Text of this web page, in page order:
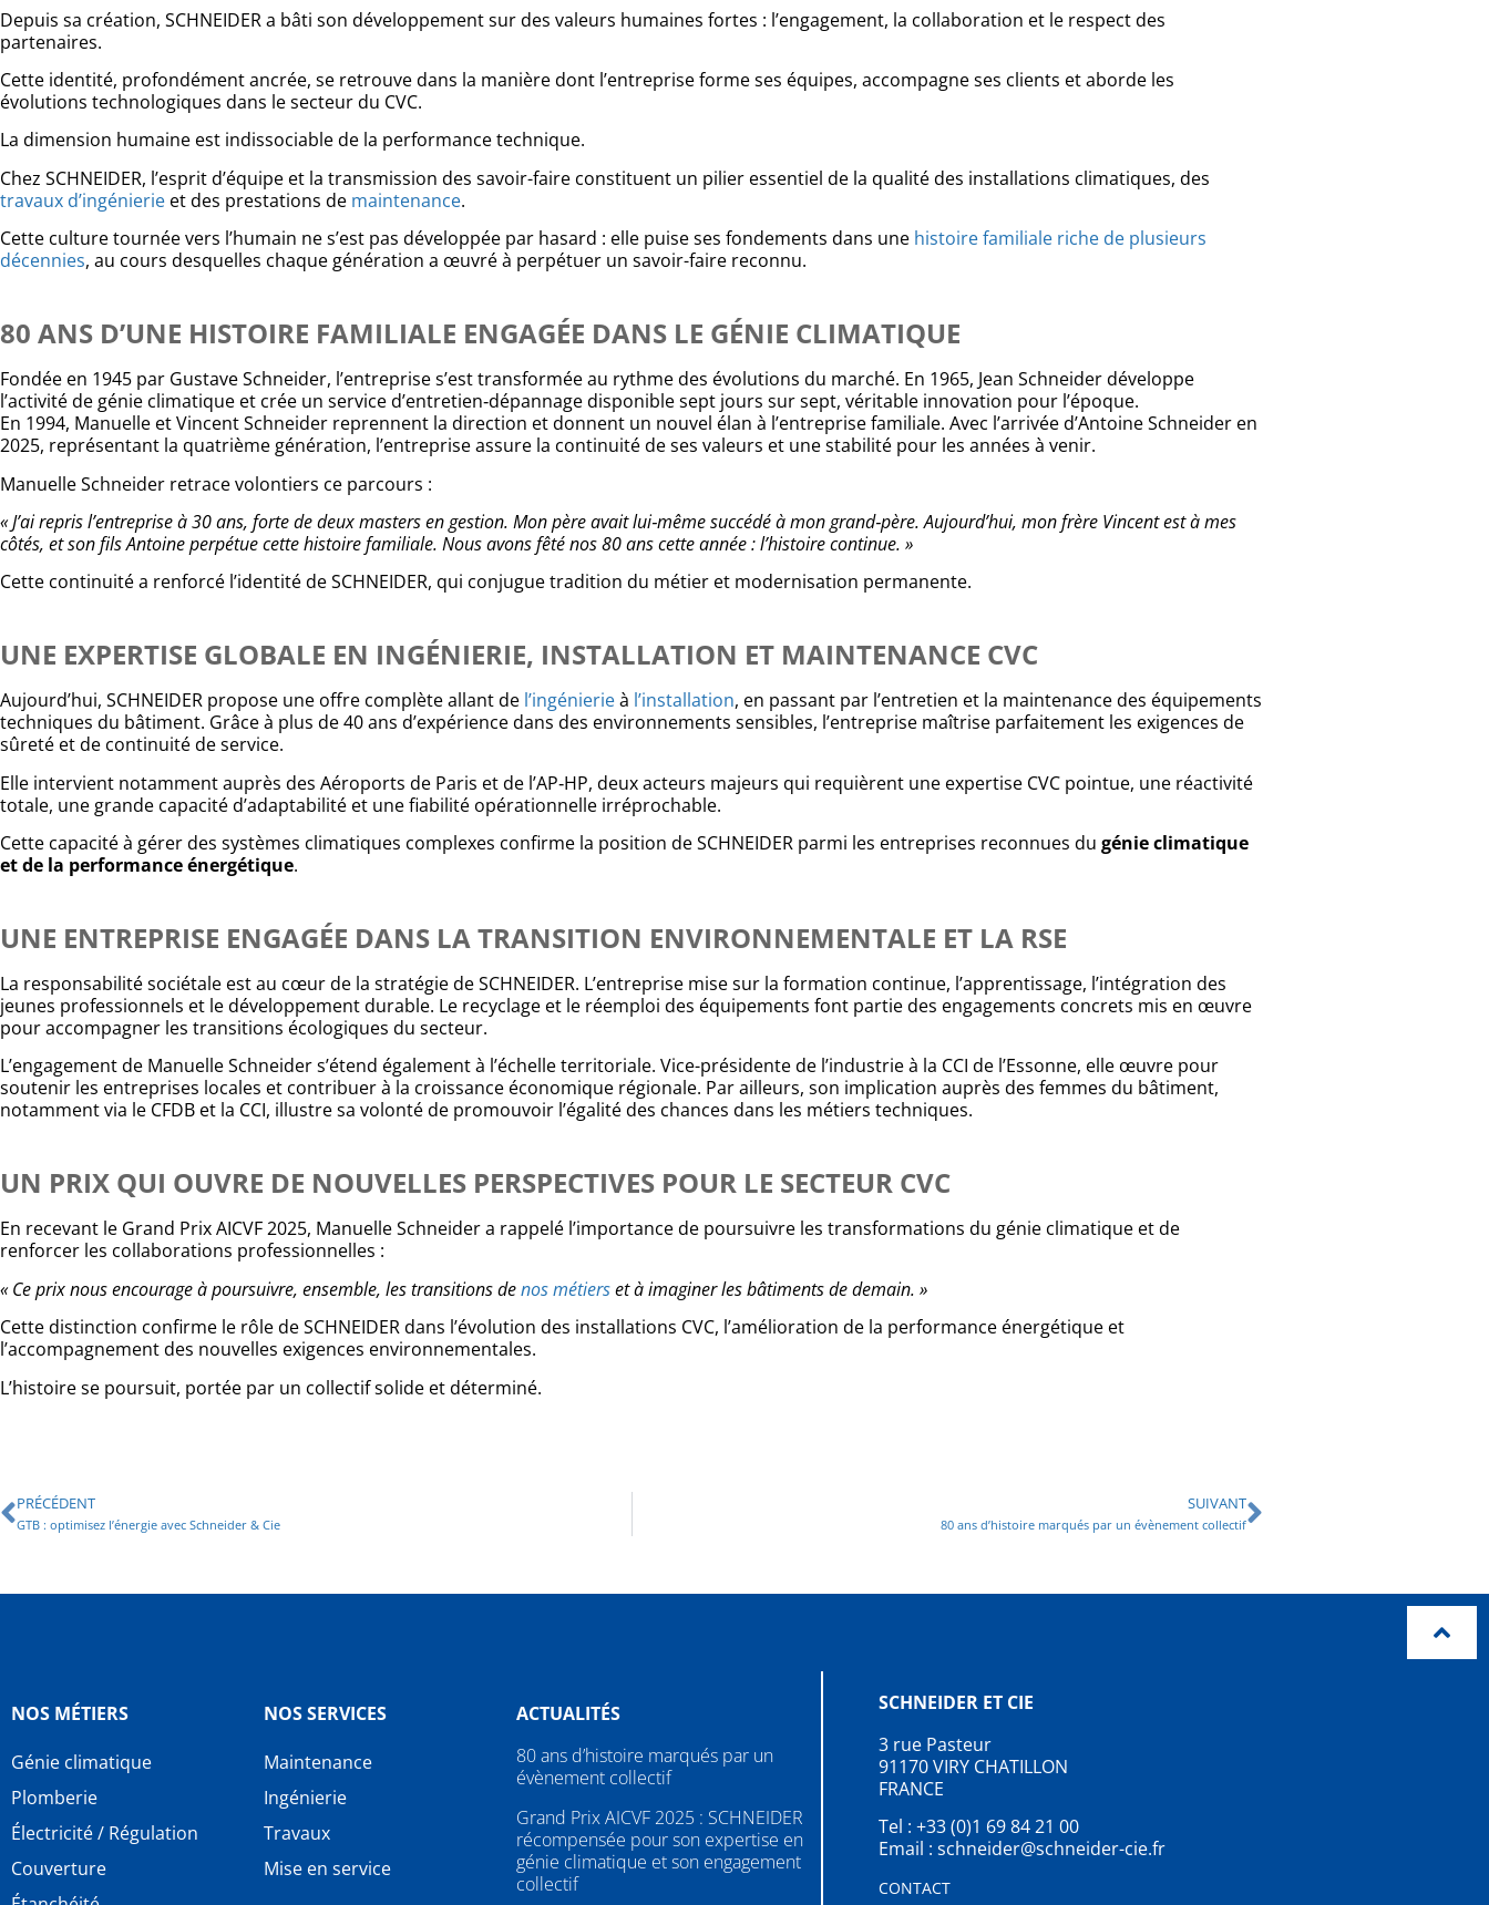
Depuis sa création, SCHNEIDER a bâti son développement sur des valeurs humaines fortes : l’engagement, la collaboration et le respect des
partenaires.
Cette identité, profondément ancrée, se retrouve dans la manière dont l’entreprise forme ses équipes, accompagne ses clients et aborde les
évolutions technologiques dans le secteur du CVC.
La dimension humaine est indissociable de la performance technique.
Chez SCHNEIDER, l’esprit d’équipe et la transmission des savoir-faire constituent un pilier essentiel de la qualité des installations climatiques, des
travaux d’ingénierie et des prestations de maintenance.
Cette culture tournée vers l’humain ne s’est pas développée par hasard : elle puise ses fondements dans une histoire familiale riche de plusieurs
décennies, au cours desquelles chaque génération a œuvré à perpétuer un savoir-faire reconnu.
80 ANS D’UNE HISTOIRE FAMILIALE ENGAGÉE DANS LE GÉNIE CLIMATIQUE
Fondée en 1945 par Gustave Schneider, l’entreprise s’est transformée au rythme des évolutions du marché. En 1965, Jean Schneider développe
l’activité de génie climatique et crée un service d’entretien‑dépannage disponible sept jours sur sept, véritable innovation pour l’époque.
En 1994, Manuelle et Vincent Schneider reprennent la direction et donnent un nouvel élan à l’entreprise familiale. Avec l’arrivée d’Antoine Schneider en
2025, représentant la quatrième génération, l’entreprise assure la continuité de ses valeurs et une stabilité pour les années à venir.
Manuelle Schneider retrace volontiers ce parcours :
« J’ai repris l’entreprise à 30 ans, forte de deux masters en gestion. Mon père avait lui‑même succédé à mon grand‑père. Aujourd’hui, mon frère Vincent est à mes
côtés, et son fils Antoine perpétue cette histoire familiale. Nous avons fêté nos 80 ans cette année : l’histoire continue. »
Cette continuité a renforcé l’identité de SCHNEIDER, qui conjugue tradition du métier et modernisation permanente.
UNE EXPERTISE GLOBALE EN INGÉNIERIE, INSTALLATION ET MAINTENANCE CVC
Aujourd’hui, SCHNEIDER propose une offre complète allant de l’ingénierieà l’installation, en passant par l’entretien et la maintenance des équipements
techniques du bâtiment. Grâce à plus de 40 ans d’expérience dans des environnements sensibles, l’entreprise maîtrise parfaitement les exigences de
sûreté et de continuité de service.
Elle intervient notamment auprès des Aéroports de Paris et de l’AP‑HP, deux acteurs majeurs qui requièrent une expertise CVC pointue, une réactivité
totale, une grande capacité d’adaptabilité et une fiabilité opérationnelle irréprochable.
Cette capacité à gérer des systèmes climatiques complexes confirme la position de SCHNEIDER parmi les entreprises reconnues du génie climatique
et de la performance énergétique.
UNE ENTREPRISE ENGAGÉE DANS LA TRANSITION ENVIRONNEMENTALE ET LA RSE
La responsabilité sociétale est au cœur de la stratégie de SCHNEIDER. L’entreprise mise sur la formation continue, l’apprentissage, l’intégration des
jeunes professionnels et le développement durable. Le recyclage et le réemploi des équipements font partie des engagements concrets mis en œuvre
pour accompagner les transitions écologiques du secteur.
L’engagement de Manuelle Schneider s’étend également à l’échelle territoriale. Vice-présidente de l’industrie à la CCI de l’Essonne, elle œuvre pour
soutenir les entreprises locales et contribuer à la croissance économique régionale. Par ailleurs, son implication auprès des femmes du bâtiment,
notamment via le CFDB et la CCI, illustre sa volonté de promouvoir l’égalité des chances dans les métiers techniques.
UN PRIX QUI OUVRE DE NOUVELLES PERSPECTIVES POUR LE SECTEUR CVC
En recevant le Grand Prix AICVF 2025, Manuelle Schneider a rappelé l’importance de poursuivre les transformations du génie climatique et de
renforcer les collaborations professionnelles :
« Ce prix nous encourage à poursuivre, ensemble, les transitions denos métierset à imaginer les bâtiments de demain. »
Cette distinction confirme le rôle de SCHNEIDER dans l’évolution des installations CVC, l’amélioration de la performance énergétique et
l’accompagnement des nouvelles exigences environnementales.
L’histoire se poursuit, portée par un collectif solide et déterminé.
PRÉCÉDENT
GTB : optimisez l’énergie avec Schneider & Cie
SUIVANT
80 ans d’histoire marqués par un évènement collectif
NOS MÉTIERS
Génie climatique
Plomberie
Électricité / Régulation
Couverture
NOS SERVICES
Maintenance
Ingénierie
Travaux
Mise en service
ACTUALITÉS
80 ans d’histoire marqués par un
évènement collectif
Grand Prix AICVF 2025 : SCHNEIDER
récompensée pour son expertise en
génie climatique et son engagement
collectif
SCHNEIDER ET CIE
3 rue Pasteur
91170 VIRY CHATILLON
FRANCE
Tel : +33 (0)1 69 84 21 00
Email : schneider@schneider-cie.fr
CONTACT